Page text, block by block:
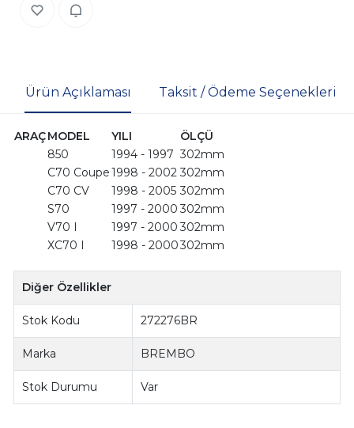
Ürün Açıklaması Taksit / Ödeme Seçenekleri
ARAÇMODEL YILI
ÖLÇÜ
850
1994 - 1997 302mm
C70 Coupe1998 - 2002 302mm
C70 CV
1998 - 2005 302mm
S70
1997 - 2000 302mm
V70 I
1997 - 2000 302mm
XC70 I
1998 - 2000302mm
Diğer Özellikler
Stok Kodu 272276BR
Marka BREMBO
Stok Durumu Var